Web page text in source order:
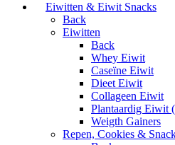
Eiwitten & Eiwit Snacks
Back
Eiwitten
Back
Whey Eiwit
Caseïne Eiwit
Dieet Eiwit
Collageen Eiwit
Plantaardig Eiwit
Weigth Gainers
Repen, Cookies &